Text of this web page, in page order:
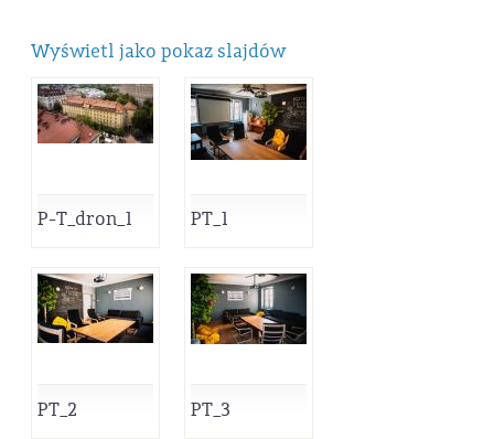
Wyświetl jako pokaz slajdów
P-T_dron_1 PT_1
PT_2 PT_3